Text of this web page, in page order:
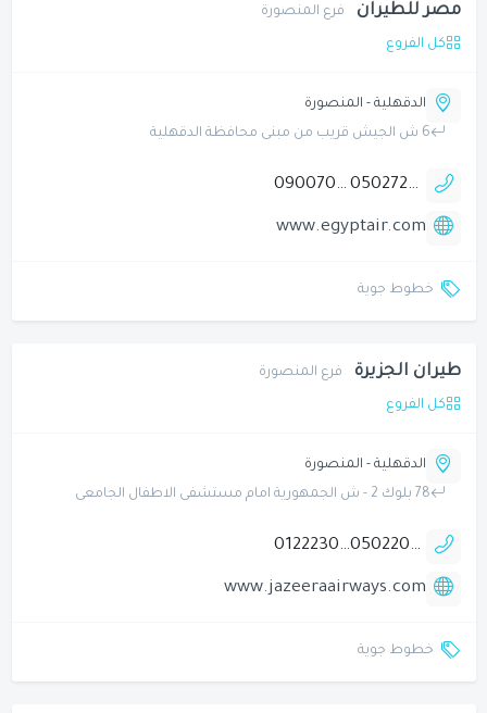
مصر للطيران فرع المنصورة
كل الفروع
الدقهلية - المنصورة
6 ش الجيش قريب من مبنى محافظة الدقهلية
0502724698
090070000
www.egyptair.com
خطوط جوية
طيران الجزيرة فرع المنصورة
كل الفروع
الدقهلية - المنصورة
78 بلوك 2 - ش الجمهورية امام مستشفى الاطفال الجامعى
0502202509
01222300025
www.jazeeraairways.com
خطوط جوية